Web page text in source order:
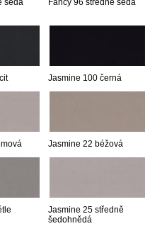
šedá Fancy 96 středně šedá
Jasmine 100 černá
Jasmine 22 béžová
Jasmine 25 středně
šedohnědá